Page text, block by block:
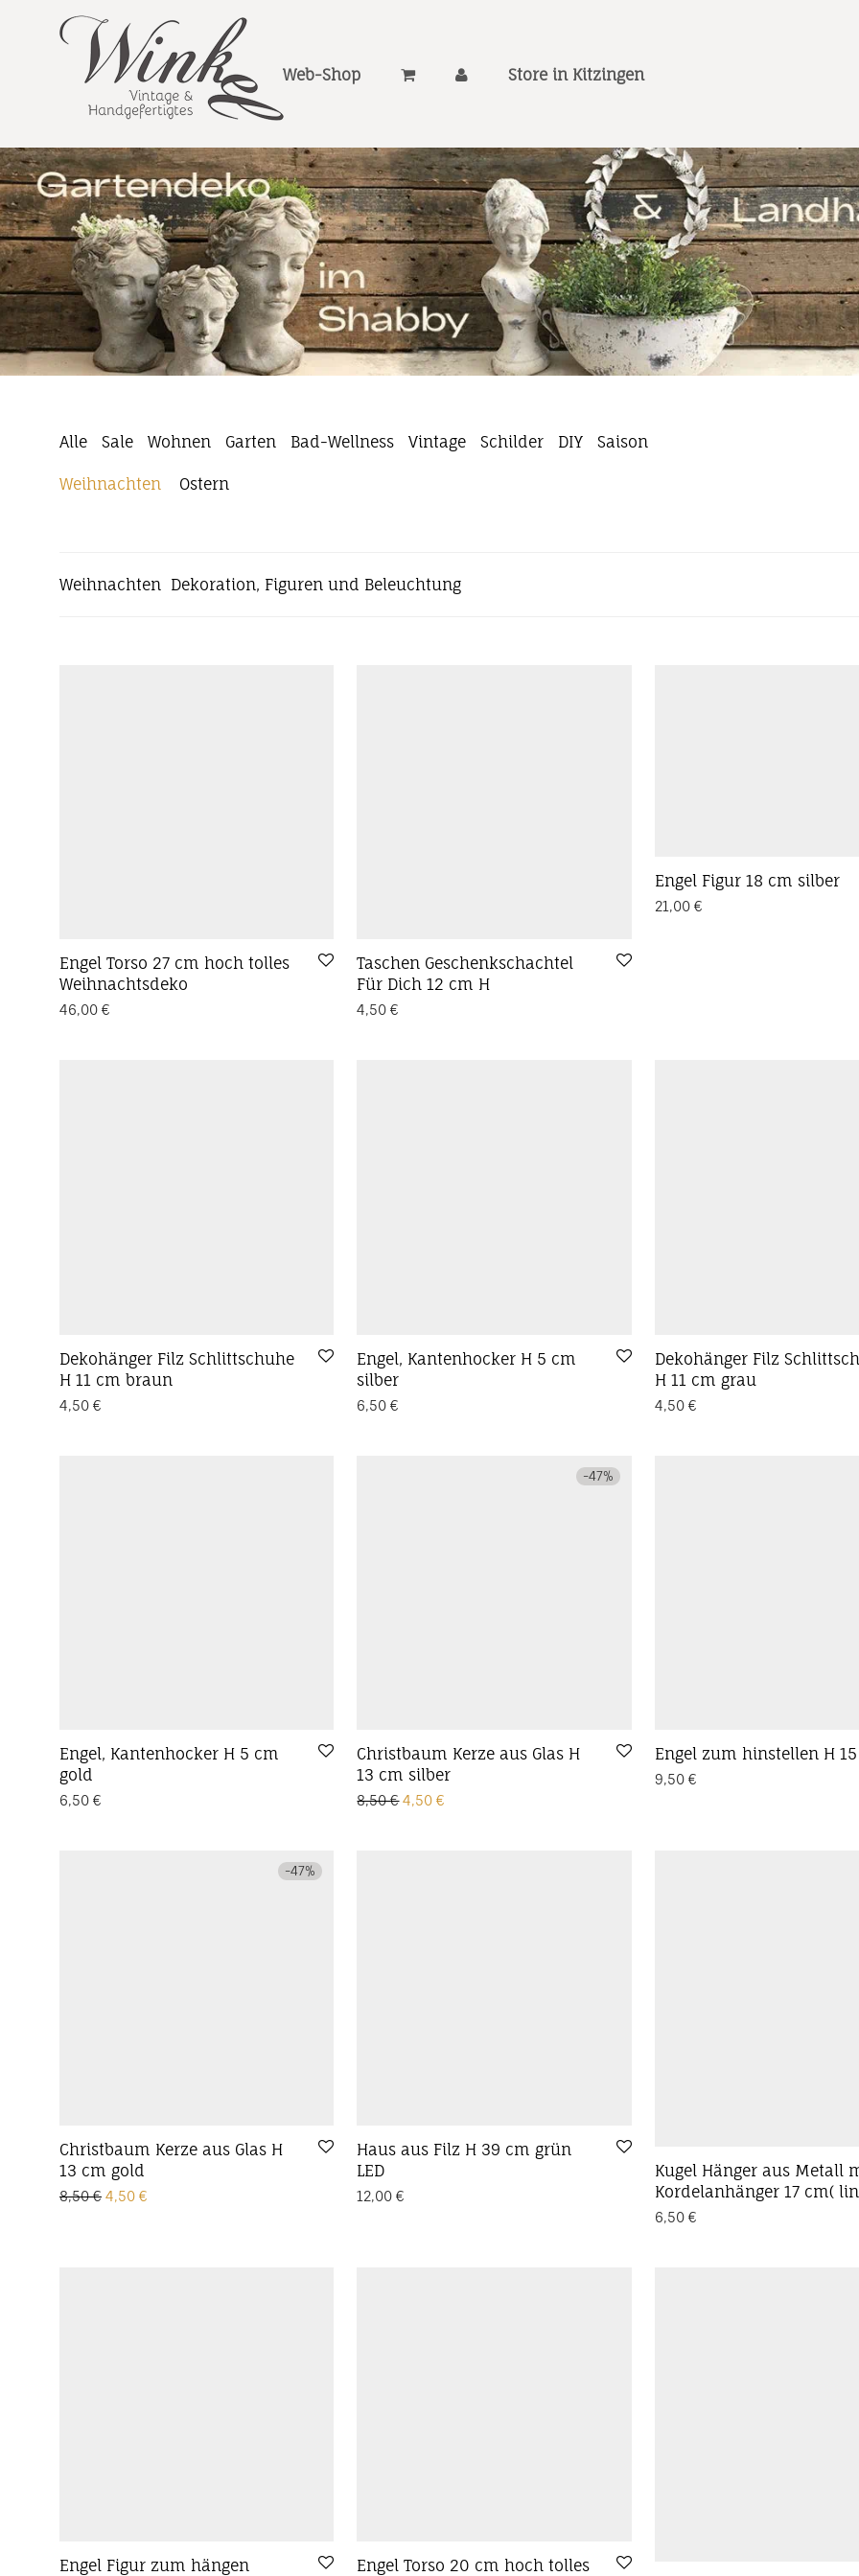
Web-Shop Store in Kitzingen
Alle Sale Wohnen Garten Bad-Wellness Vintage Schilder DIY Saison
Weihnachten Ostern
Weihnachten Dekoration, Figuren und Beleuchtung
Engel Torso 27 cm hoch tolles
Weihnachtsdeko
46,00 €
Taschen Geschenkschachtel
Für Dich 12 cm H
4,50€
Engel Figur 18 cm silber
21,00 €
Dekohänger Filz Schlittschuhe
H 11 cm braun
4,50 €
Engel, Kantenhocker H 5 cm
silber
6,50€
Dekohänger Filz
H 11 cm grau
4,50 €
Engel, Kantenhocker H 5 cm
gold
6,50 €
-47%
Christbaum Kerze aus Glas H
13 cm silber
8,50€ Ursprünglicher Preis war: 8,50 €
4,50€
Engel zum hinstellen H
9,50 €
-47%
Christbaum Kerze aus Glas H
13 cm gold
8,50€ Ursprünglicher Preis war: 8,50 €
4,50 €
Haus aus Filz H 39 cm grün
LED
12,00€
Kugel Hänger aus Metall
Kordelanhänger 17 cm(
6,50 €
Engel Figur zum hängen
Engel Torso 20 cm hoch tolles